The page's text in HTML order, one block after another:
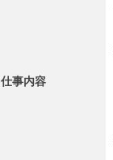
仕事内容